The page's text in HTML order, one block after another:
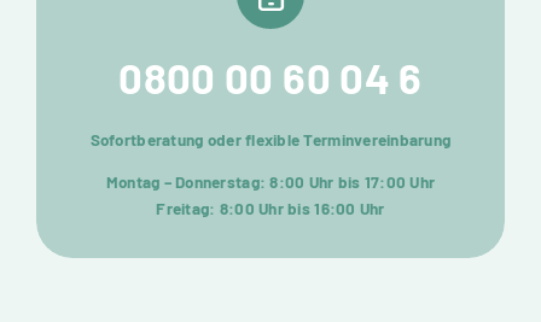
0800 00 60 04 6
Sofortberatung oder flexible Terminvereinbarung
Montag – Donnerstag: 8:00 Uhr bis 17:00 Uhr
Freitag: 8:00 Uhr bis 16:00 Uhr